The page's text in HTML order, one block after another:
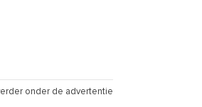
onder de advertentie